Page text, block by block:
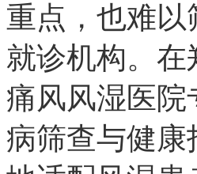
重点，也难以
就诊机构。在
痛风风湿医院
病筛查与健康